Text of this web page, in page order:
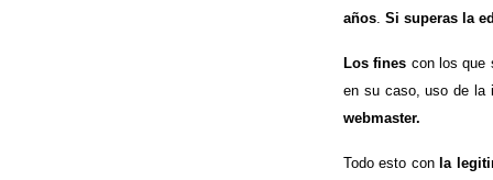
años Si superas la
Los fines con los que
en su caso, uso de la
webmaster.
Todo esto con la